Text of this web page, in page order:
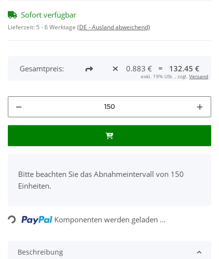
Sofort verfügbar
Lieferzeit: 5 - 6 Werktage (DE - Ausland abweichend)
Gesamtpreis: 0.883 € = 132.45 €
exkl. 19% USt. , zzgl. Versand
Bitte beachten Sie das Abnahmeintervall von 150
Einheiten.
Loading... Komponenten werden geladen ...
Beschreibung